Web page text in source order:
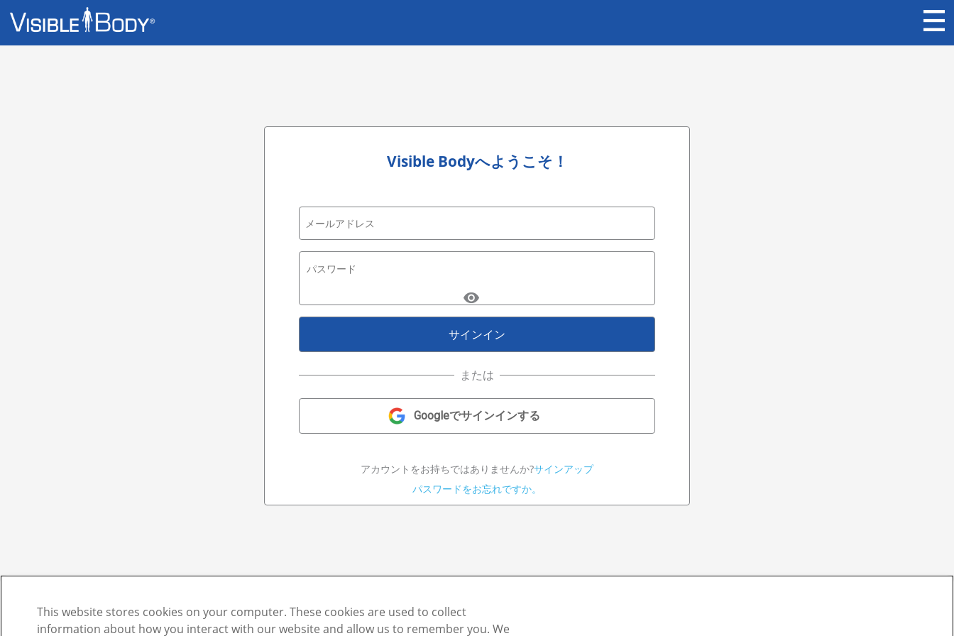
Visible Bodyへようこそ！
または
アカウントをお持ちではありませんか?サインアップ
パスワードをお忘れですか。
This website stores cookies on your computer. These cookies are used to collect
information about how you interact with our website and allow us to remember you. We